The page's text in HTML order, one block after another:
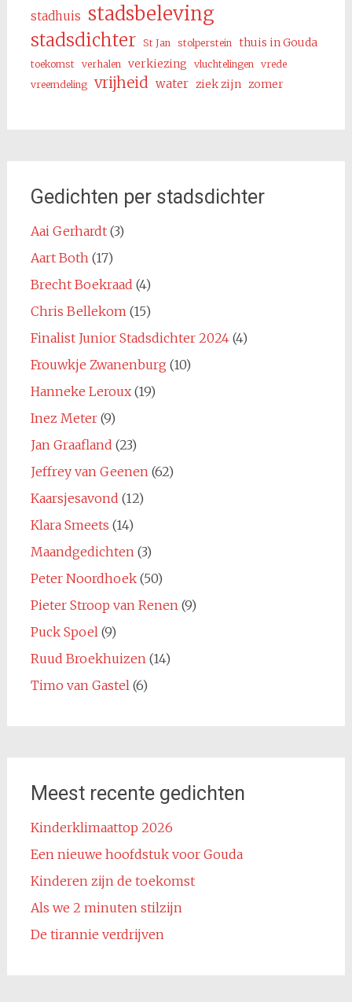
stadhuis stadsbeleving
stadsdichter St Jan stolperstein thuis in Gouda
toekomst verhalen verkiezing vluchtelingen
vrede
vreemdeling
vrijheid water ziek zijn zomer
Gedichten per stadsdichter
Aai Gerhardt(3)
Aart Both (17)
Brecht Boekraad (4)
Chris Bellekom (15)
Finalist Junior Stadsdichter 2024(4)
Frouwkje Zwanenburg (10)
Hanneke Leroux(19)
Inez Meter(9)
Jan Graafland (23)
Jeffrey van Geenen (62)
Kaarsjesavond (12)
Klara Smeets (14)
Maandgedichten (3)
Peter Noordhoek(50)
Pieter Stroop van Renen (9)
Puck Spoel (9)
Ruud Broekhuizen (14)
Timo van Gastel (6)
Meest recente gedichten
Kinderklimaattop 2026
Een nieuwe hoofdstuk voor Gouda
Kinderen zijn de toekomst
Als we 2 minuten stilzijn
De tirannie verdrijven